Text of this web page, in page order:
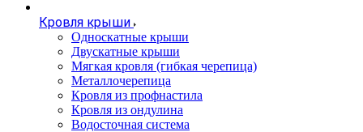
Кровля крыши
Односкатные крыши
Двускатные крыши
Мягкая кровля (гибкая черепица)
Металлочерепица
Кровля из профнастила
Кровля из ондулина
Водосточная система